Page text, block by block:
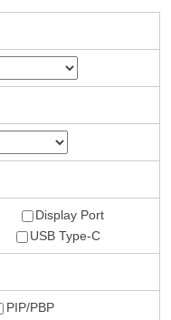
Display Port
USB Type-C
PIP/PBP